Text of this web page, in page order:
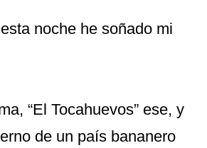
noche he soñado mi
“El Tocahuevos” ese, y
de un país bananero